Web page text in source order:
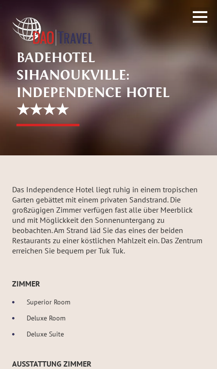
BADEHOTEL
SIHANOUKVILLE:
INDEPENDENCE HOTEL
★★★★
Das Independence Hotel liegt ruhig in einem tropischen
Garten gebättet mit einem privaten Sandstrand. Die
großzügigen Zimmer verfügen fast alle über Meerblick
und mit Möglickkeit den Sonnenuntergang zu
beobachten. Am Strand läd Sie das eines der beiden
Restaurants zu einer köstlichen Mahlzeit ein. Das Zentrum
erreichen Sie bequem per Tuk Tuk.
ZIMMER
Superior Room
Deluxe Room
Deluxe Suite
AUSSTATTUNG ZIMMER